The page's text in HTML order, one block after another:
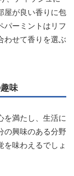
屋が良い香りに包
パーミントはリフ
わせて香りを選ぶ
味
を満たし、生活に
の興味のある分野
を味わえるでしょ